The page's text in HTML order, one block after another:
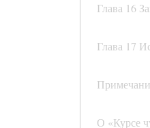
Глава 16
Глава 17
О «Курсе